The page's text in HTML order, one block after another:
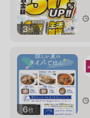
3枚
6枚